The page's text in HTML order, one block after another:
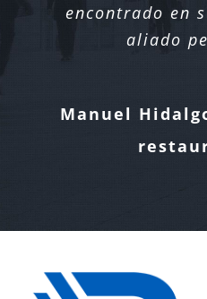
encontrado en
aliado
Manuel